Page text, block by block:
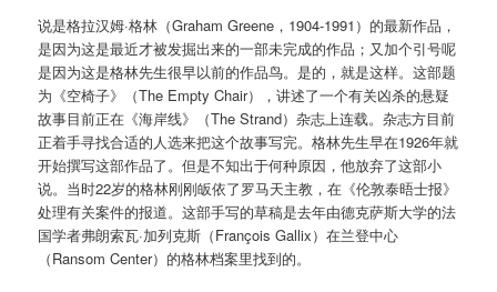
说是格拉汉姆·格林（Graham Greene，1904-1991）的最新作品，
是因为这是最近才被发掘出来的一部未完成的作品；又加个引号呢
是因为这是格林先生很早以前的作品鸟。是的，就是这样。这部题
为《空椅子》（The Empty Chair），讲述了一个有关凶杀的悬疑
故事目前正在《海岸线》（The Strand）杂志上连载。杂志方目前
正着手寻找合适的人选来把这个故事写完。格林先生早在1926年就
开始撰写这部作品了。但是不知出于何种原因，他放弃了这部小
说。当时22岁的格林刚刚皈依了罗马天主教，在《伦敦泰晤士报》
处理有关案件的报道。这部手写的草稿是去年由德克萨斯大学的法
国学者弗朗索瓦·加列克斯（François Gallix）在兰登中心
（Ransom Center）的格林档案里找到的。